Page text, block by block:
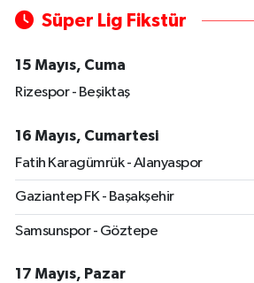
Süper Lig Fikstür
15 Mayıs, Cuma
Rizespor - Beşiktaş
16 Mayıs, Cumartesi
Fatih Karagümrük - Alanyaspor
Gaziantep FK - Başakşehir
Samsunspor - Göztepe
17 Mayıs, Pazar